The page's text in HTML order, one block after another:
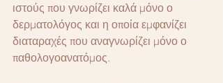
ιστούς που γνωρίζει καλά μόνο ο
δερματολόγος και η οποία εμφανίζει
διαταραχές που αναγνωρίζει μόνο ο
παθολογοανατόμος.